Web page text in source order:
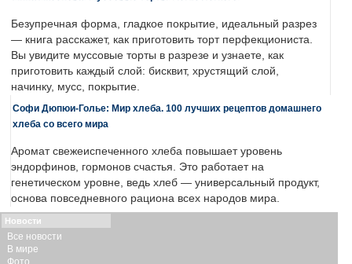
Безупречная форма, гладкое покрытие, идеальный разрез
— книга расскажет, как приготовить торт перфекциониста.
Вы увидите муссовые торты в разрезе и узнаете, как
приготовить каждый слой: бисквит, хрустящий слой,
начинку, мусс, покрытие.
Софи Дюпюи-Голье: Мир хлеба. 100 лучших рецептов домашнего
хлеба со всего мира
Аромат свежеиспеченного хлеба повышает уровень
эндорфинов, гормонов счастья. Это работает на
генетическом уровне, ведь хлеб — универсальный продукт,
основа повседневного рациона всех народов мира.
Новости
Все новости
В мире